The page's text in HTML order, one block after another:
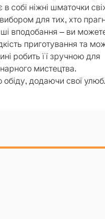
в собі ніжні шматочки
для тих, хто
вподобання – ви
приготування та
робить її зручною для
мистецтва.
додаючи свої